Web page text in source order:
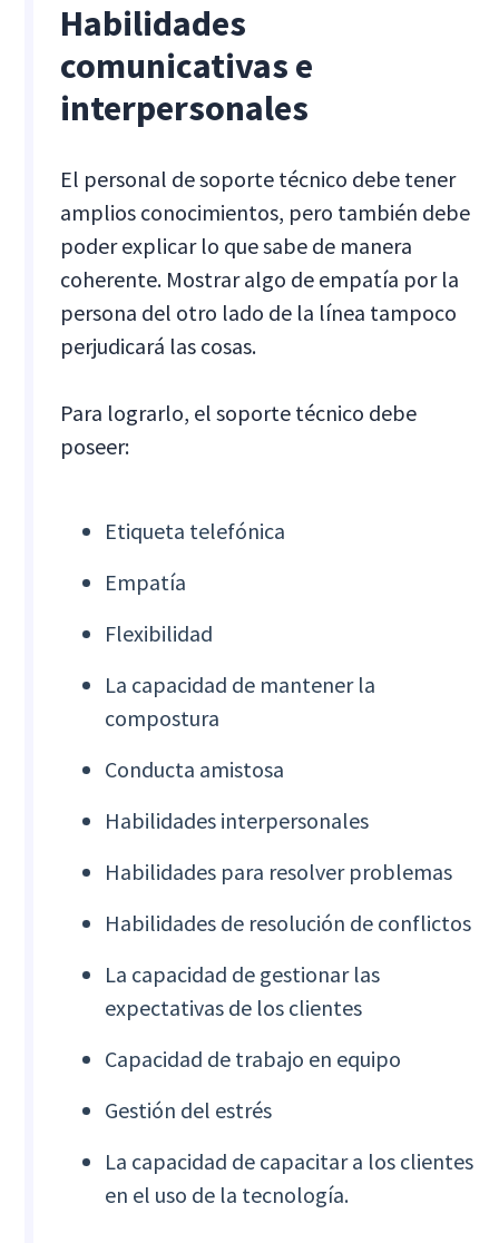
Habilidades
comunicativas e
interpersonales
El personal de soporte técnico debe tener
amplios conocimientos, pero también debe
poder explicar lo que sabe de manera
coherente. Mostrar algo de empatía por la
persona del otro lado de la línea tampoco
perjudicará las cosas.
Para lograrlo, el soporte técnico debe
poseer:
Etiqueta telefónica
Empatía
Flexibilidad
La capacidad de mantener la
compostura
Conducta amistosa
Habilidades interpersonales
Habilidades para resolver problemas
Habilidades de resolución de conflictos
La capacidad de gestionar las
expectativas de los clientes
Capacidad de trabajo en equipo
Gestión del estrés
La capacidad de capacitar a los clientes
en el uso de la tecnología.